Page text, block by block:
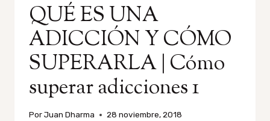
QUÉ ES UNA
ADICCIÓN Y CÓMO
SUPERARLA | Cómo
superar adicciones 1
PorJuan Dharma 28 noviembre, 2018